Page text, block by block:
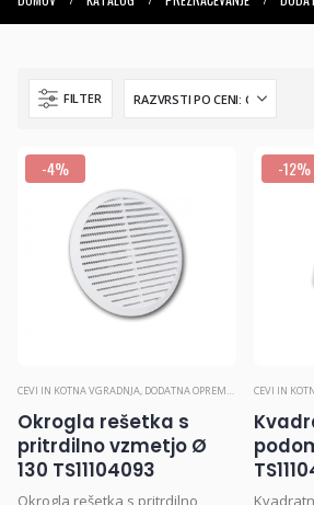
FILTER
-4%
CEVI IN KOTNA VGRADNJA, DODATNA OPREMA , PREZRAČEVANJE
Okrogla rešetka s
pritrdilno vzmetjo Ø
130 TS11104093
Okrogla rešetka s pritrdilno
-12%
CEVI IN